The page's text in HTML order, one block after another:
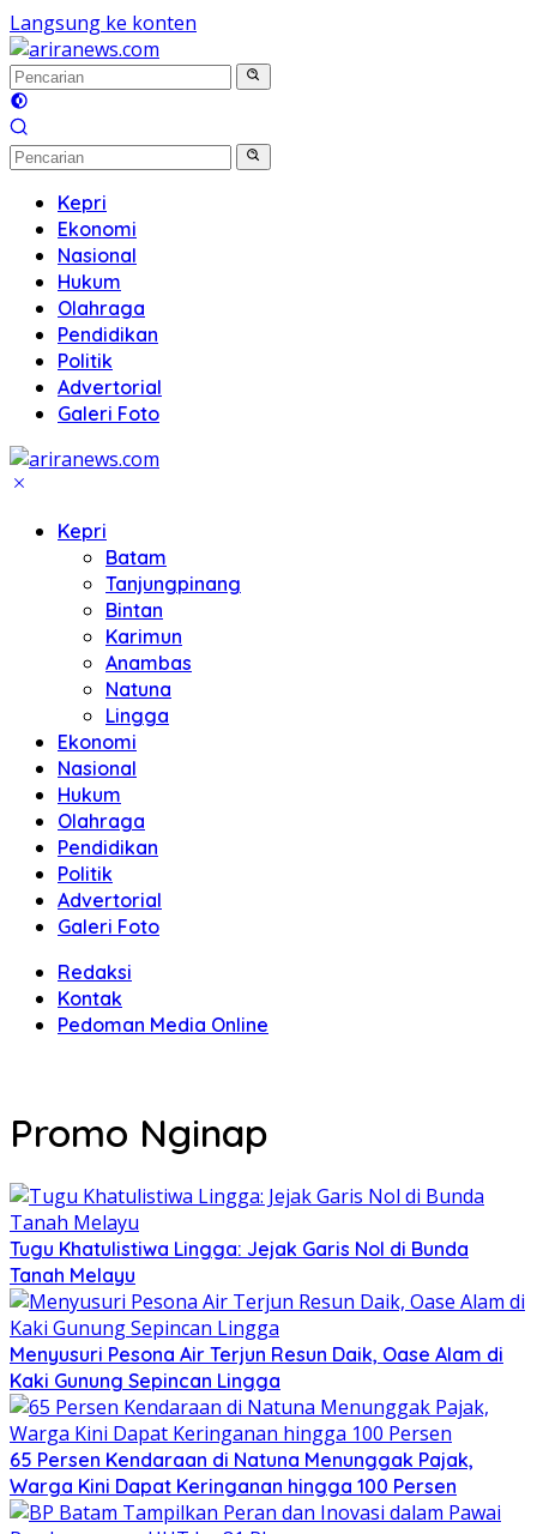
Langsung ke konten
Kepri
Ekonomi
Nasional
Hukum
Olahraga
Pendidikan
Politik
Advertorial
Galeri Foto
Kepri
Batam
Tanjungpinang
Bintan
Karimun
Anambas
Natuna
Lingga
Ekonomi
Nasional
Hukum
Olahraga
Pendidikan
Politik
Advertorial
Galeri Foto
Redaksi
Kontak
Pedoman Media Online
Promo Nginap
Tugu Khatulistiwa Lingga: Jejak Garis Nol di Bunda
Tanah Melayu
Menyusuri Pesona Air Terjun Resun Daik, Oase Alam di
Kaki Gunung Sepincan Lingga
65 Persen Kendaraan di Natuna Menunggak Pajak,
Warga Kini Dapat Keringanan hingga 100 Persen